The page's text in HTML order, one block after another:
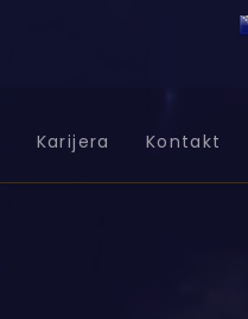
Karijera Kontakt